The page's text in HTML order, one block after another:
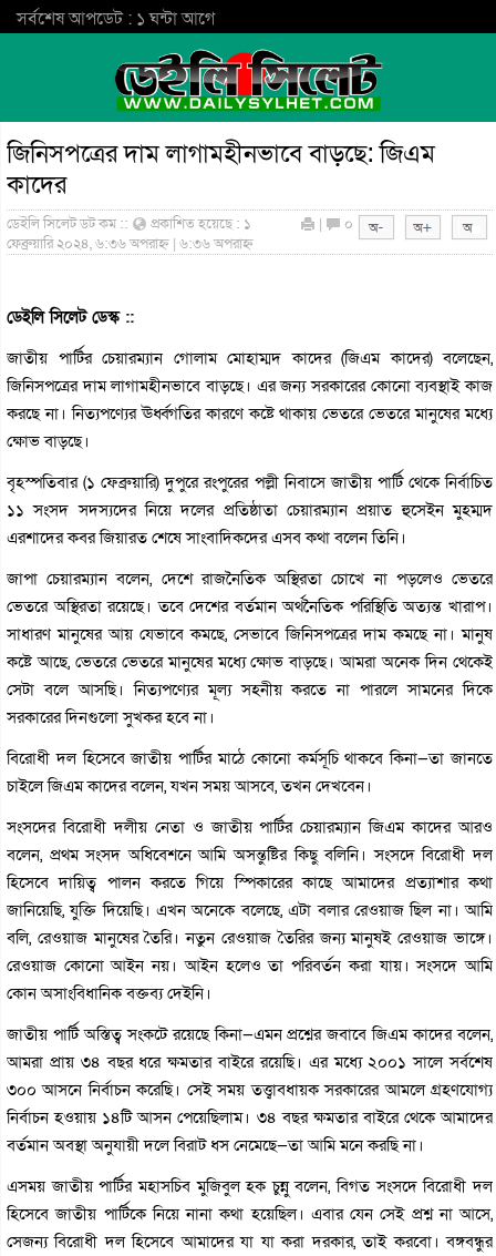
সর্বশেষ আপডেট : ১ ঘন্টা আগে
জিনিসপত্রের দাম লাগামহীনভাবে বাড়ছে: জিএম
কাদের
ডেইলি সিলেট ডট কম ::
প্রকাশিত হয়েছে : ১
ফেব্রুয়ারি ২০২৪, ৬:৩৬ অপরাহ্ন | ৬:৩৬ অপরাহ্ন
| ০
ডেইলি সিলেট ডেস্ক ::
জাতীয় পার্টির চেয়ারম্যান গোলাম মোহাম্মদ কাদের (জিএম কাদের) বলেছেন,
জিনিসপত্রের দাম লাগামহীনভাবে বাড়ছে। এর জন্য সরকারের কোনো ব্যবস্থাই কাজ
করছে না। নিত্যপণ্যের ঊর্ধ্বগতির কারণে কষ্টে থাকায় ভেতরে ভেতরে মানুষের মধ্যে
ক্ষোভ বাড়ছে।
বৃহস্পতিবার (১ ফেব্রুয়ারি) দুপুরে রংপুরের পল্লী নিবাসে জাতীয় পার্টি থেকে নির্বাচিত
১১ সংসদ সদস্যদের নিয়ে দলের প্রতিষ্ঠাতা চেয়ারম্যান প্রয়াত হুসেইন মুহম্মদ
এরশাদের কবর জিয়ারত শেষে সাংবাদিকদের এসব কথা বলেন তিনি।
জাপা চেয়ারম্যান বলেন, দেশে রাজনৈতিক অস্থিরতা চোখে না পড়লেও ভেতরে
ভেতরে অস্থিরতা রয়েছে। তবে দেশের বর্তমান অর্থনৈতিক পরিস্থিতি অত্যন্ত খারাপ।
সাধারণ মানুষের আয় যেভাবে কমছে, সেভাবে জিনিসপত্রের দাম কমছে না। মানুষ
কষ্টে আছে, ভেতরে ভেতরে মানুষের মধ্যে ক্ষোভ বাড়ছে। আমরা অনেক দিন থেকেই
সেটা বলে আসছি। নিত্যপণ্যের মূল্য সহনীয় করতে না পারলে সামনের দিকে
সরকারের দিনগুলো সুখকর হবে না।
বিরোধী দল হিসেবে জাতীয় পার্টির মাঠে কোনো কর্মসূচি থাকবে কিনা—তা জানতে
চাইলে জিএম কাদের বলেন, যখন সময় আসবে, তখন দেখবেন।
সংসদের বিরোধী দলীয় নেতা ও জাতীয় পার্টির চেয়ারম্যান জিএম কাদের আরও
বলেন, প্রথম সংসদ অধিবেশনে আমি অসন্তুষ্টির কিছু বলিনি। সংসদে বিরোধী দল
হিসেবে দায়িত্ব পালন করতে গিয়ে স্পিকারের কাছে আমাদের প্রত্যাশার কথা
জানিয়েছি, যুক্তি দিয়েছি। এখন অনেকে বলেছে, এটা বলার রেওয়াজ ছিল না। আমি
বলি, রেওয়াজ মানুষের তৈরি। নতুন রেওয়াজ তৈরির জন্য মানুষই রেওয়াজ ভাঙ্গে।
রেওয়াজ কোনো আইন নয়। আইন হলেও তা পরিবর্তন করা যায়। সংসদে আমি
কোন অসাংবিধানিক বক্তব্য দেইনি।
জাতীয় পার্টি অস্তিত্ব সংকটে রয়েছে কিনা—এমন প্রশ্নের জবাবে জিএম কাদের বলেন,
আমরা প্রায় ৩৪ বছর ধরে ক্ষমতার বাইরে রয়েছি। এর মধ্যে ২০০১ সালে সর্বশেষ
৩০০ আসনে নির্বাচন করেছি। সেই সময় তত্ত্বাবধায়ক সরকারের আমলে গ্রহণযোগ্য
নির্বাচন হওয়ায় ১৪টি আসন পেয়েছিলাম। ৩৪ বছর ক্ষমতার বাইরে থেকে আমাদের
বর্তমান অবস্থা অনুযায়ী দলে বিরাট ধস নেমেছে—তা আমি মনে করছি না।
এসময় জাতীয় পার্টির মহাসচিব মুজিবুল হক চুন্নু বলেন, বিগত সংসদে বিরোধী দল
হিসেবে জাতীয় পার্টিকে নিয়ে নানা কথা হয়েছিল। এবার যেন সেই প্রশ্ন না আসে,
সেজন্য বিরোধী দল হিসেবে আমাদের যা যা করা দরকার, তাই করবো। বঙ্গবন্ধুর